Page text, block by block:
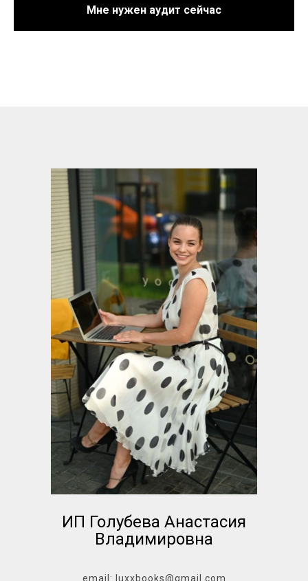
Мне нужен аудит сейчас
ИП Голубева Анастасия
Владимировна
email: luxxbooks@gmail.com